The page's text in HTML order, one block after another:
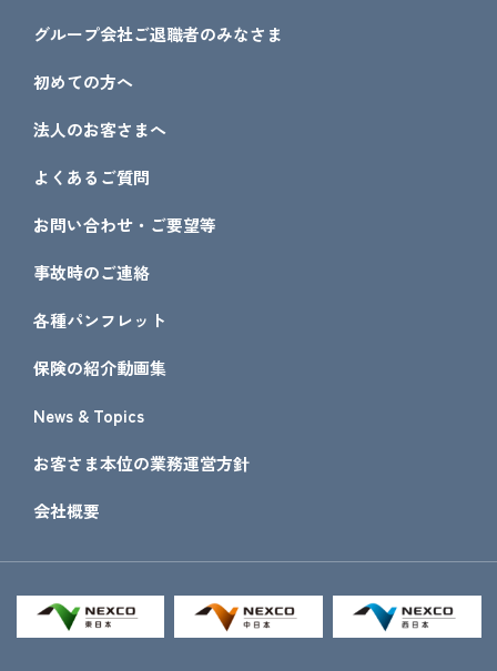
グループ会社ご退職者のみなさま
初めての方へ
法人のお客さまへ
よくあるご質問
お問い合わせ・ご要望等
事故時のご連絡
各種パンフレット
保険の紹介動画集
News & Topics
お客さま本位の業務運営方針
会社概要